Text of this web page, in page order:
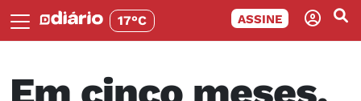
17°C ASSINE